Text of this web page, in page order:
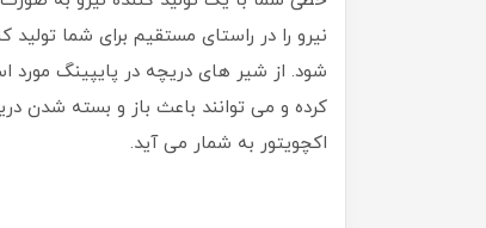
نیرو را در راستای مستقیم برای شما
شود. از شیر های دریچه در پایپینگ مورد
کرده و می توانند باعث باز و بسته شدن
اکچویتور به شمار می آید.